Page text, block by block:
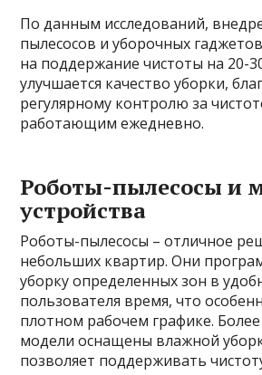
По данным исследований,
пылесосов и уборочных
на поддержание чистоты на 20-
улучшается качество уборки,
регулярному контролю за
работающим ежедневно.
Роботы-пылесосы и
устройства
Роботы-пылесосы – отличное
небольших квартир. Они
уборку определенных зон в
пользователя время, что
плотном рабочем графике.
модели оснащены влажной
позволяет поддерживать